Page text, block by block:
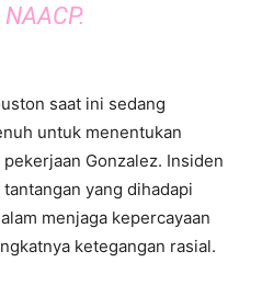
saat ini sedang
untuk menentukan
Gonzalez. Insiden
yang dihadapi
menjaga kepercayaan
ketegangan rasial.